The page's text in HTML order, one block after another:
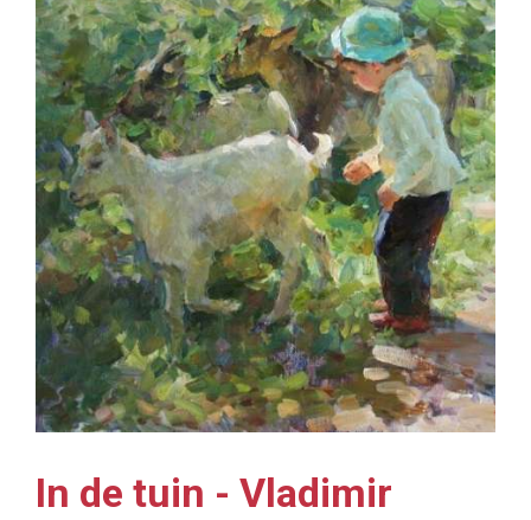
In de tuin - Vladimir